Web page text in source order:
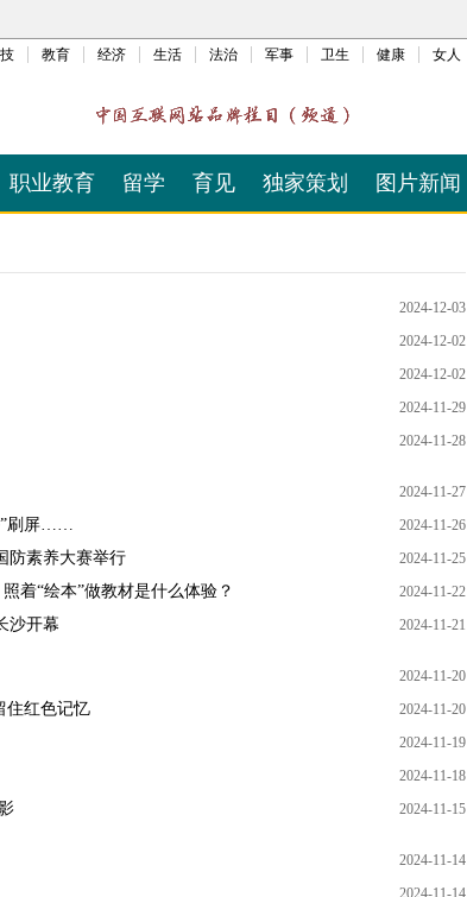
教育 经济 生活 法治 军事 卫生 健康 女人
职业教育 留学 育见 独家策划 图片新闻
2024-12-03
2024-12-02
2024-12-02
2024-11-29
2024-11-28
2024-11-27
”刷屏…… 2024-11-26
防素养大赛举行 2024-11-25
着“绘本”做教材是什么体验？ 2024-11-22
沙开幕 2024-11-21
2024-11-20
住红色记忆 2024-11-20
2024-11-19
2024-11-18
2024-11-15
2024-11-14
2024-11-14